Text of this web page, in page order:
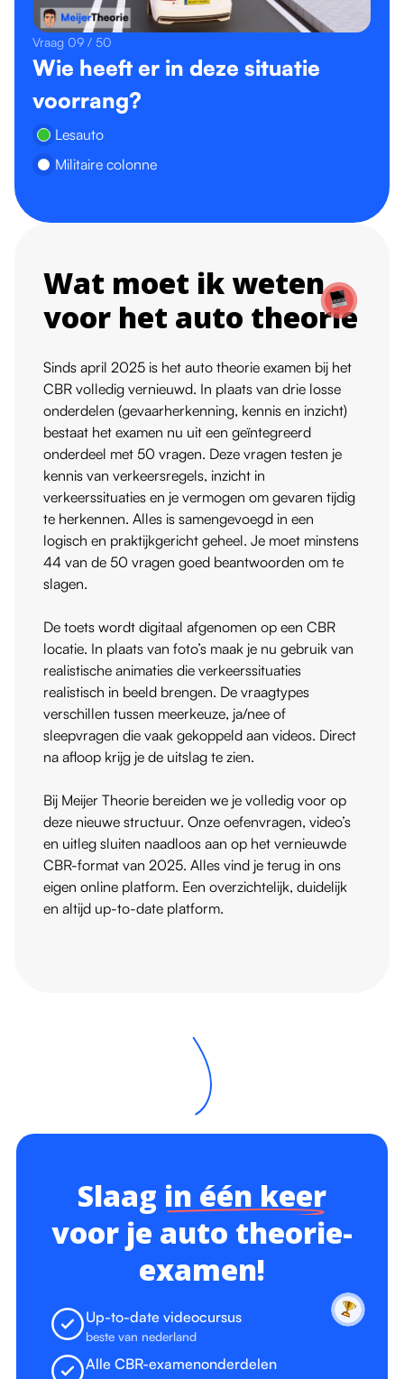
Vraag 09 / 50
Wie heeft er in deze situatie
voorrang?
Lesauto
Militaire colonne
Wat moet ik weten
voor het auto theorie
Sinds april 2025 is het auto theorie examen bij het
CBR volledig vernieuwd. In plaats van drie losse
onderdelen (gevaarherkenning, kennis en inzicht)
bestaat het examen nu uit een geïntegreerd
onderdeel met 50 vragen. Deze vragen testen je
kennis van verkeersregels, inzicht in
verkeerssituaties en je vermogen om gevaren tijdig
te herkennen. Alles is samengevoegd in een
logisch en praktijkgericht geheel. Je moet minstens
44 van de 50 vragen goed beantwoorden om te
slagen.
De toets wordt digitaal afgenomen op een CBR
locatie. In plaats van foto’s maak je nu gebruik van
realistische animaties die verkeerssituaties
realistisch in beeld brengen. De vraagtypes
verschillen tussen meerkeuze, ja/nee of
sleepvragen die vaak gekoppeld aan videos. Direct
na afloop krijg je de uitslag te zien.
Bij Meijer Theorie bereiden we je volledig voor op
deze nieuwe structuur. Onze oefenvragen, video’s
en uitleg sluiten naadloos aan op het vernieuwde
CBR-format van 2025. Alles vind je terug in ons
eigen online platform. Een overzichtelijk, duidelijk
en altijd up-to-date platform.
Slaag in één keer
voor je auto theorie-
examen!
Up-to-date videocursus
beste van nederland
Alle CBR-examenonderdelen